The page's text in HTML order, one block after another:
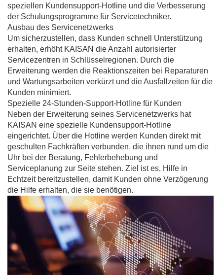
speziellen Kundensupport-Hotline und die Verbesserung
der Schulungsprogramme für Servicetechniker.
Ausbau des Servicenetzwerks
Um sicherzustellen, dass Kunden schnell Unterstützung
erhalten, erhöht KAISAN die Anzahl autorisierter
Servicezentren in Schlüsselregionen. Durch die
Erweiterung werden die Reaktionszeiten bei Reparaturen
und Wartungsarbeiten verkürzt und die Ausfallzeiten für die
Kunden minimiert.
Spezielle 24-Stunden-Support-Hotline für Kunden
Neben der Erweiterung seines Servicenetzwerks hat
KAISAN eine spezielle Kundensupport-Hotline
eingerichtet. Über die Hotline werden Kunden direkt mit
geschulten Fachkräften verbunden, die ihnen rund um die
Uhr bei der Beratung, Fehlerbehebung und
Serviceplanung zur Seite stehen. Ziel ist es, Hilfe in
Echtzeit bereitzustellen, damit Kunden ohne Verzögerung
die Hilfe erhalten, die sie benötigen.